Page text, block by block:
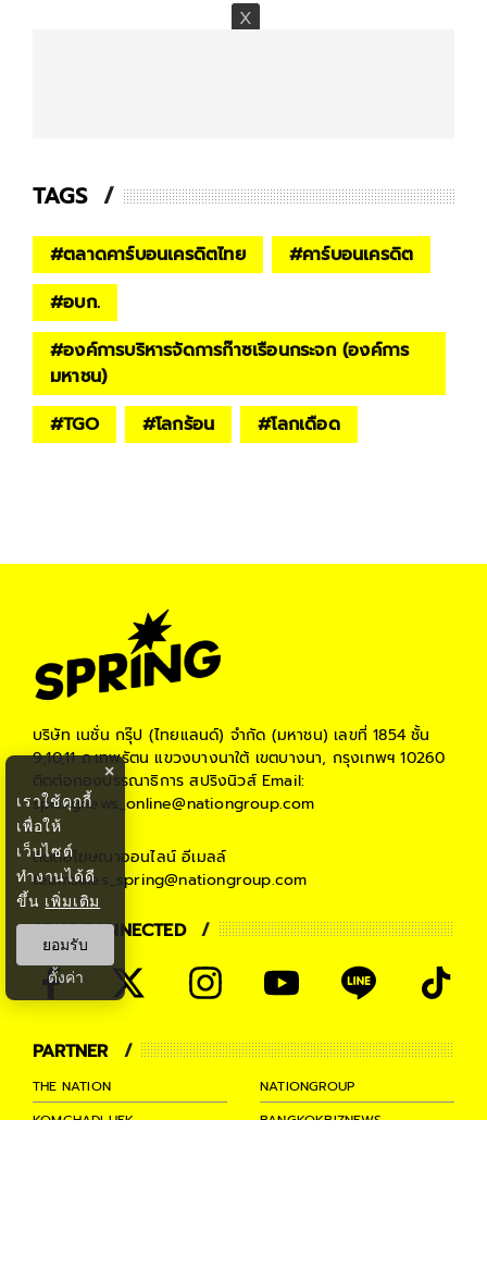
TAGS
#ตลาดคาร์บอนเครดิตไทย #คาร์บอนเครดิต
#อบก.
#องค์การบริหารจัดการก๊าซเรือนกระจก (องค์การ
มหาชน)
#TGO #โลกร้อน #โลกเดือด
บริษัท เนชั่น กรุ๊ป (ไทยแลนด์) จำกัด (มหาชน) เลขที่ 1854 ชั้น
9,10,11 ถ.เทพรัตน แขวงบางนาใต้ เขตบางนา, กรุงเทพฯ 10260
ติดต่อกองบรรณาธิการ สปริงนิวส์Email:
springnews_online@nationgroup.com
ติดต่อโฆษณาออนไลน์ อีเมลล์
teamsales_spring@nationgroup.com
STAY CONNECTED
PARTNER
THE NATION
NATIONGROUP
KOMCHADLUEK
BANGKOKBIZNEWS
×
เราใช้คุกกี้
เพื่อให้
เว็บไซต์
ทำงานได้ดี
ขึ้น เพิ่มเติม
ยอมรับ
ตั้งค่า